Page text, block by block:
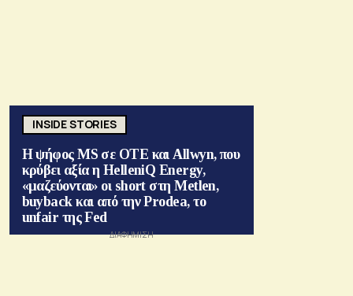
INSIDE STORIES
Η ψήφος MS σε ΟΤΕ και Allwyn, που
κρύβει αξία η HelleniQ Energy,
«μαζεύονται» οι short στη Metlen,
buyback και από την Prodea, το
unfair της Fed